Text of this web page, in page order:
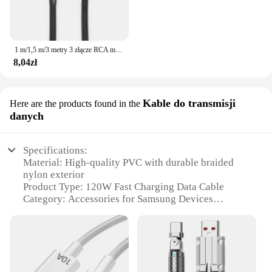
8,04zł
Here are the products found in the Kable do transmisji
danych
Specifications:
Material: High-quality PVC with durable braided
nylon exterior
Product Type: 120W Fast Charging Data Cable
Category: Accessories for Samsung Devices
Usage and Purpose: Fast charging and data sync for
Samsung devices
Typical Adaptive Scenario: Home, office, or on-the-